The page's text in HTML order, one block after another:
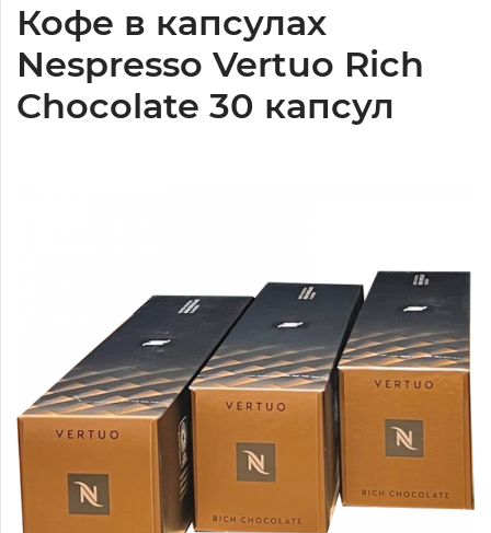
Кофе в капсулах
Nespresso Vertuo Rich
Chocolate 30 капсул